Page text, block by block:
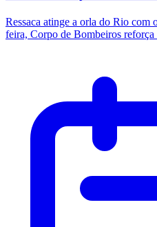
Ressaca atinge a orla do Rio com
feira, Corpo de Bombeiros reforça